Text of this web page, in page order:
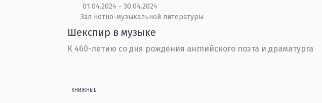
01.04.2024 - 30.04.2024
Зал нотно-музыкальной литературы
Шекспир в музыке
К 460-летию со дня рождения английского поэта и драматурга
КНИЖНЫЕ